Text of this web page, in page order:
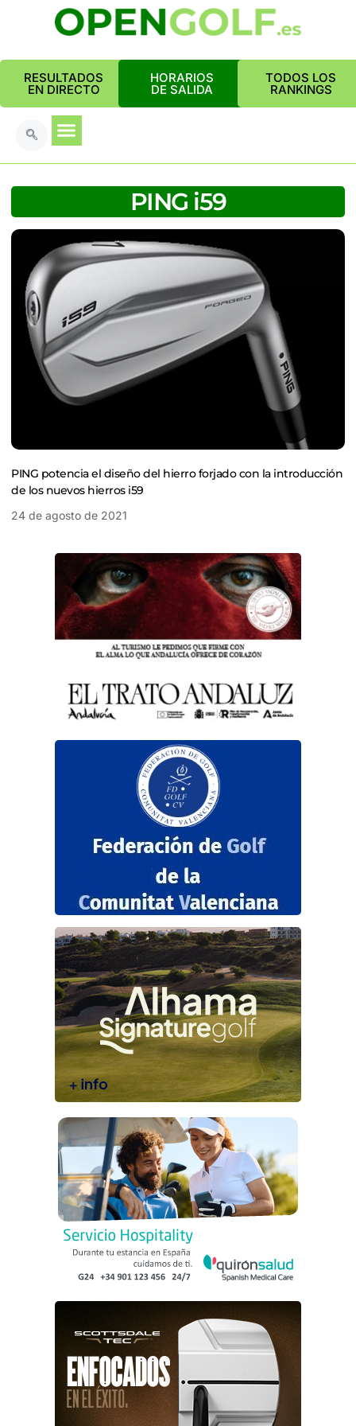
RESULTADOS
EN DIRECTO
HORARIOS
DE SALIDA
TODOS LOS
RANKINGS
PING i59
PING potencia el diseño del hierro forjado con la introducción
de los nuevos hierros i59
24 de agosto de 2021